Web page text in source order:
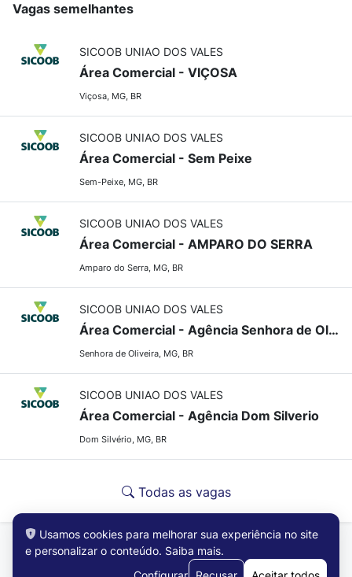
Vagas semelhantes
SICOOB UNIAO DOS VALES
Área Comercial - VIÇOSA
Viçosa, MG, BR
SICOOB UNIAO DOS VALES
Área Comercial - Sem Peixe
Sem-Peixe, MG, BR
SICOOB UNIAO DOS VALES
Área Comercial - AMPARO DO SERRA
Amparo do Serra, MG, BR
SICOOB UNIAO DOS VALES
Área Comercial - Agência Senhora de Oliveira
Senhora de Oliveira, MG, BR
SICOOB UNIAO DOS VALES
Área Comercial - Agência Dom Silverio
Dom Silvério, MG, BR
Todas as vagas
Usamos cookies para melhorar sua experiência no site
e personalizar o conteúdo. Saiba mais.